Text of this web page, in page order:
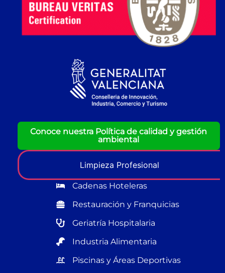
Conoce nuestra Política de calidad y gestión
ambiental
Limpieza Profesional
Cadenas Hoteleras
Restauración y Franquicias
Geriatría Hospitalaria
Industria Alimentaria
Piscinas y Áreas Deportivas